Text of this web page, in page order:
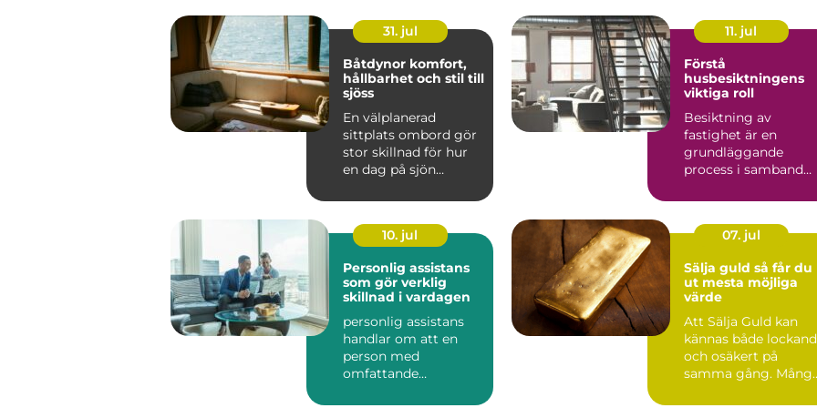
31. jul
Båtdynor komfort,
hållbarhet och stil till
sjöss
En välplanerad
sittplats ombord gör
stor skillnad för hur
en dag på sjön
båtdynor kan ...
11. jul
Förstå
husbesiktningens
viktiga roll
Besiktning av
fastighet är en
grundläggande
process i samband
och f...
10. jul
Personlig assistans
som gör verklig
skillnad i vardagen
personlig assistans
handlar om att en
person med
omfattande
07. jul
Sälja guld så får du
ut mesta möjliga
värde
Att Sälja Guld kan
kännas både
och osäkert på
samma gång.